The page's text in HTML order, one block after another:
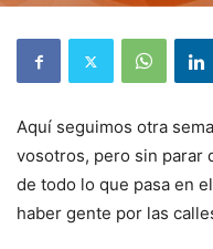
Aquí seguimos otra
vosotros, pero sin parar
de todo lo que pasa en
haber gente por las